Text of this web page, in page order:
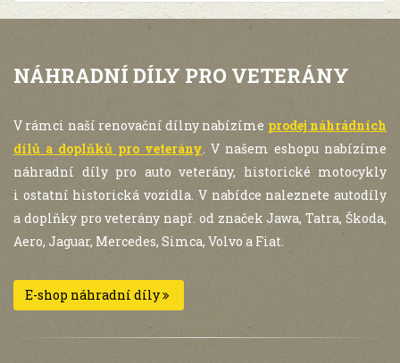
NÁHRADNÍ DÍLY PRO VETERÁNY
V rámci naší renovační dílny nabízíme prodej náhrádních
dílů a doplňků pro veterány. V našem eshopu nabízíme
náhradní díly pro auto veterány, historické motocykly
i ostatní historická vozidla. V nabídce naleznete autodíly
a doplňky pro veterány např. od značek Jawa, Tatra, Škoda,
Aero, Jaguar, Mercedes, Simca, Volvo a Fiat.
E-shop náhradní díly